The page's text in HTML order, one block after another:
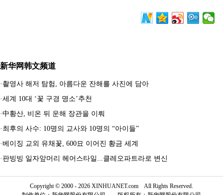
新华网韩文频道
· 촬영사 해저 탐험, 아름다운 잔해를 사진에 담아
·세계 10대 ‘꽃 구경 명소’추천
·中황산, 비온 뒤 운해 장관을 이뤄
· 최후의 사수: 10명의 교사와 10명의 “아이들”
·베이징 교외 유채꽃, 600묘 이어진 황금 세계
· 판빙빙 일자앞머리 헤어스타일...클레오파트라로 변신
Copyright © 2000 - 2026 XINHUANET.com All Rights Reserved.